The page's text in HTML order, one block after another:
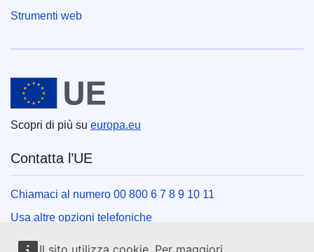
Il sito utilizza cookie. Per maggiori
Strumenti web
Unione europea
Scopri di più su europa.eu
Contatta l’UE
Chiamaci al numero 00 800 6 7 8 9 10 11
Usa altre opzioni telefoniche
Scrivici usando l’apposito modulo